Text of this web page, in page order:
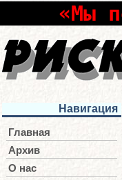
«Мы
Навигация
Главная
Архив
О нас